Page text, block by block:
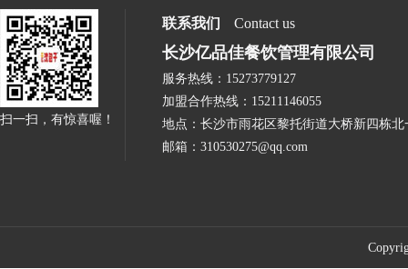
扫一扫，有惊喜喔！
联系我们 Contact us
长沙亿品佳餐饮管理有限公司
服务热线：15273779127
加盟合作热线：15211146055
地点：长沙市雨花区黎托街道大桥新四栋北
邮箱：310530275@qq.com